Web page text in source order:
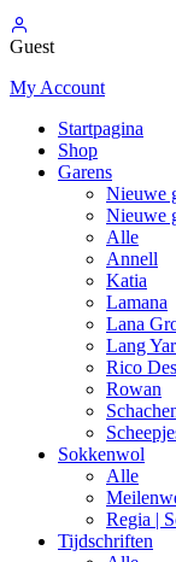
Guest
My Account
Startpagina
Shop
Garens
Nieuwe
Nieuwe
Alle
Annell
Katia
Lamana
Lana
Lang
Rico
Rowan
Sokkenwol
Alle
Regia |
Tijdschriften